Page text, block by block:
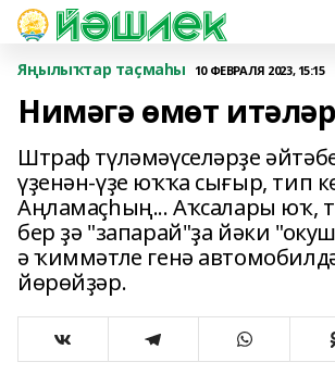
Яңылыҡтар таҫмаһы 10 ФЕВРАЛЯ 2023, 15:15
Нимәгә өмөт
Штраф түләмәүселәрҙе
үҙенән-үҙе юҡҡа сығыр, тип
Аңламаҫһың... Аҡсалары юҡ,
бер ҙә "запарай"ҙа йәки
ә ҡиммәтле генә
йөрөйҙәр.